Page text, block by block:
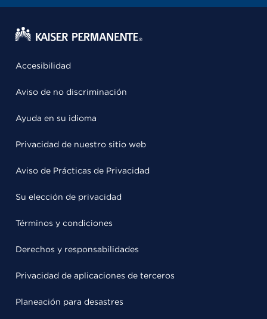
Accesibilidad
Aviso de no discriminación
Ayuda en su idioma
Privacidad de nuestro sitio web
Aviso de Prácticas de Privacidad
Su elección de privacidad
Términos y condiciones
Derechos y responsabilidades
Privacidad de aplicaciones de terceros
Planeación para desastres